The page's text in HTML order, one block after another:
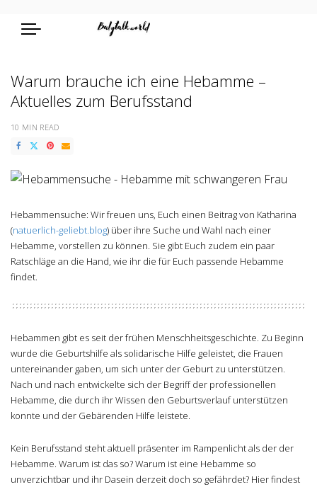
Warum brauche ich eine Hebamme –
Aktuelles zum Berufsstand
10 MIN READ
Hebammensuche: Wir freuen uns, Euch einen Beitrag von Katharina
(natuerlich-geliebt.blog) über ihre Suche und Wahl nach einer
Hebamme, vorstellen zu können. Sie gibt Euch zudem ein paar
Ratschläge an die Hand, wie ihr die für Euch passende Hebamme
findet.
Hebammen gibt es seit der frühen Menschheitsgeschichte. Zu Beginn
wurde die Geburtshilfe als solidarische Hilfe geleistet, die Frauen
untereinander gaben, um sich unter der Geburt zu unterstützen.
Nach und nach entwickelte sich der Begriff der professionellen
Hebamme, die durch ihr Wissen den Geburtsverlauf unterstützen
konnte und der Gebärenden Hilfe leistete.
Kein Berufsstand steht aktuell präsenter im Rampenlicht als der der
Hebamme. Warum ist das so? Warum ist eine Hebamme so
unverzichtbar und ihr Dasein derzeit doch so gefährdet? Hier findest